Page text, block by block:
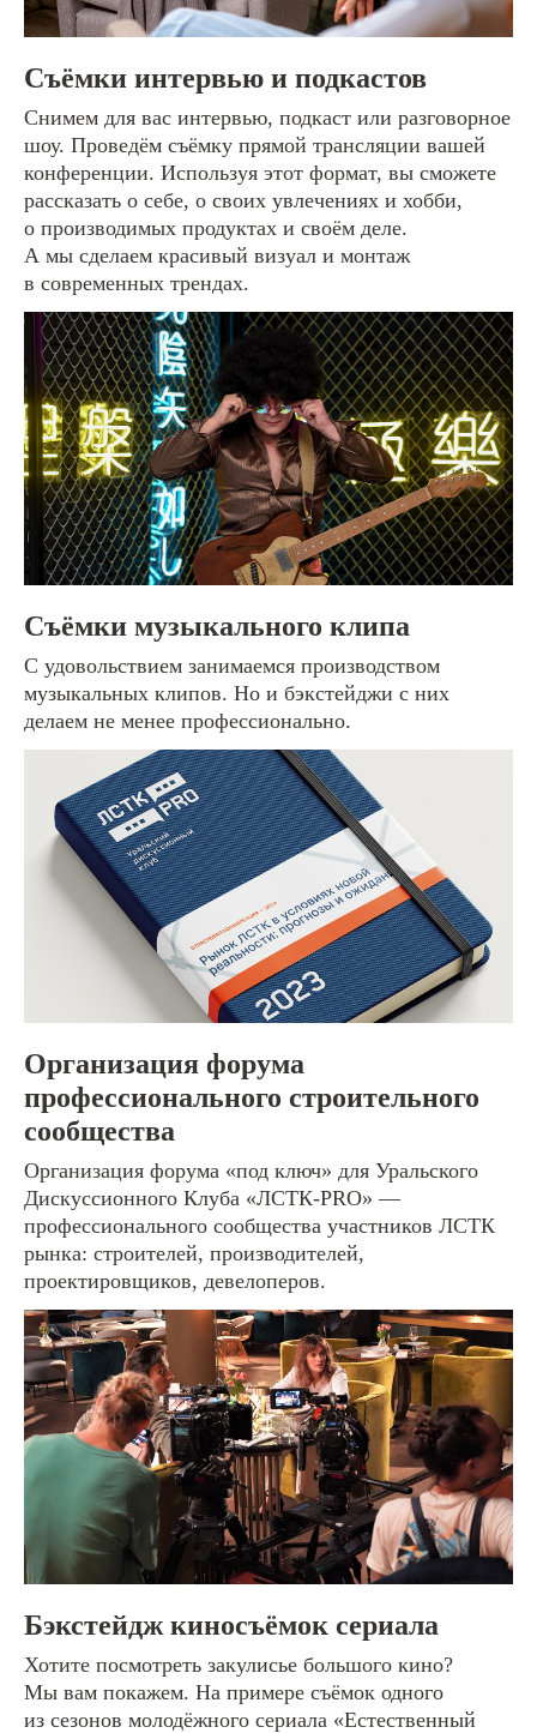
Съёмки интервью и подкастов
Снимем для вас интервью, подкаст или разговорное
шоу. Проведём съёмку прямой трансляции вашей
конференции. Используя этот формат, вы сможете
рассказать о себе, о своих увлечениях и хобби,
о производимых продуктах и своём деле.
А мы сделаем красивый визуал и монтаж
в современных трендах.
Съёмки музыкального клипа
С удовольствием занимаемся производством
музыкальных клипов. Но и бэкстейджи с них
делаем не менее профессионально.
Организация форума
профессионального строительного
сообщества
Организация форума «под ключ» для Уральского
Дискуссионного Клуба «ЛСТК-PRO» —
профессионального сообщества участников ЛСТК
рынка: строителей, производителей,
проектировщиков, девелоперов.
Бэкстейдж киносъёмок сериала
Хотите посмотреть закулисье большого кино?
Мы вам покажем. На примере съёмок одного
из сезонов молодёжного сериала «Естественный
[отправьте заявку или задайте вопрос]
#1
Email
Имя
Ваш комментарий или вопрос
ОТПРАВИТЬ ЗАЯВКУ
Нажимая на кнопку под формой, вы даетесогласие
на обработку персональных данных. Подробнее об
обработке данных вПолитике
[видеопродакшн]